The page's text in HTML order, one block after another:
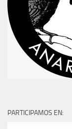
PARTICIPAMOS EN: